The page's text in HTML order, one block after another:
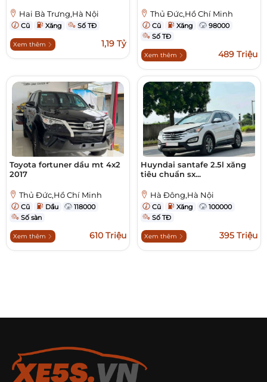
Hai Bà Trưng,Hà Nội
Cũ Xăng Số TĐ
Xem thêm 1,19 Tỷ
Thủ Đức,Hồ Chí Minh
Cũ Xăng
98000
Số TĐ
Xem thêm 489 Triệu
Toyota fortuner dầu mt 4x2
2017
Thủ Đức,Hồ Chí Minh
Cũ Dầu
118000
Số sàn
Xem thêm 610 Triệu
Huyndai santafe 2.5l xăng
tiêu chuẩn sx...
Hà Đông,Hà Nội
Cũ Xăng
100000
Số TĐ
Xem thêm 395 Triệu